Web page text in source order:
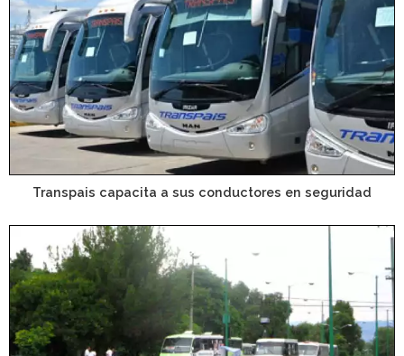
Transpais capacita a sus conductores en seguridad